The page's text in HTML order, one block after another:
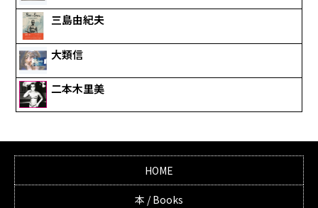
三島由紀夫
大類信
二本木里美
HOME
本 / Books